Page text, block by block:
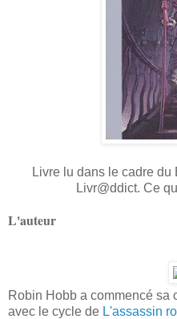
Livre lu dans le cadre
Livr@ddict. Ce
L'auteur
Robin Hobb a commencé sa
avec le cycle de L'assassin